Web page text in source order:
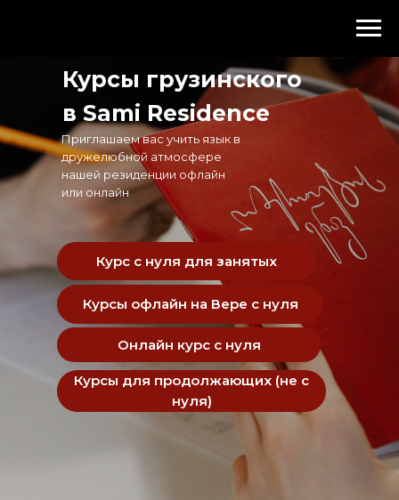
Курсы офлайн на Вере с нуля
Онлайн курс с нуля
Курсы для продолжающих (не с
нуля)
Курсы грузинского
в Sami Residence
Приглашаем вас учить язык в
дружелюбной атмосфере
нашей резиденции офлайн
или онлайн
Курс с нуля для занятых